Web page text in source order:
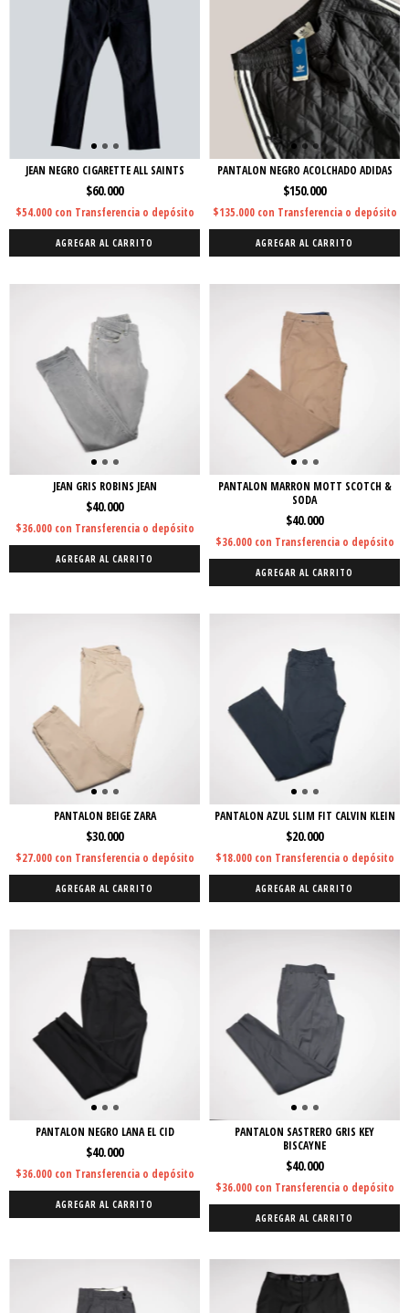
JEAN NEGRO CIGARETTE ALL SAINTS
$60.000
$54.000 con Transferencia o depósito
AGREGAR AL CARRITO
PANTALON NEGRO ACOLCHADO ADIDAS
$150.000
$135.000 con Transferencia o depósito
AGREGAR AL CARRITO
JEAN GRIS ROBINS JEAN
$40.000
$36.000 con Transferencia o depósito
AGREGAR AL CARRITO
PANTALON MARRON MOTT SCOTCH &
SODA
$40.000
$36.000 con Transferencia o depósito
AGREGAR AL CARRITO
PANTALON BEIGE ZARA
$30.000
$27.000 con Transferencia o depósito
AGREGAR AL CARRITO
PANTALON AZUL SLIM FIT CALVIN KLEIN
$20.000
$18.000 con Transferencia o depósito
AGREGAR AL CARRITO
PANTALON NEGRO LANA EL CID
$40.000
$36.000 con Transferencia o depósito
AGREGAR AL CARRITO
PANTALON SASTRERO GRIS KEY
BISCAYNE
$40.000
$36.000 con Transferencia o depósito
AGREGAR AL CARRITO